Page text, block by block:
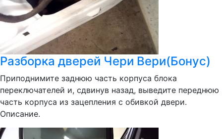
Разборка дверей Чери Вери(Бонус)
Приподнимите заднюю часть корпуса блока
переключателей и, сдвинув назад, выведите переднюю
часть корпуса из зацепления с обивкой двери.
Описание.